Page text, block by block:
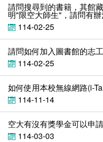
圖書館
會計室
人事室
教師意見信箱
諮詢信箱
諮詢信箱進度查詢
請問搜尋到的書籍，其館
明"限空大師生"，請問有
114-02-25
請問如何加入圖書館的志
114-02-25
如何使用本校無線網路(i-
114-11-14
空大有沒有獎學金可以申請
114-03-03